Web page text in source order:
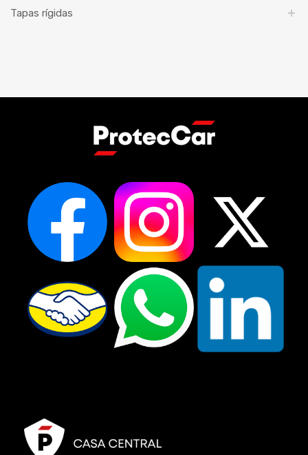
Tapas rígidas